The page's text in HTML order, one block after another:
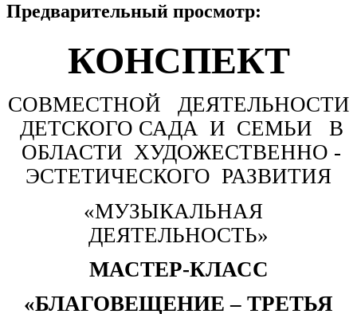
Предварительный просмотр:
КОНСПЕКТ
СОВМЕСТНОЙ ДЕЯТЕЛЬНОСТИ
ДЕТСКОГО САДА И СЕМЬИ В
ОБЛАСТИ ХУДОЖЕСТВЕННО -
ЭСТЕТИЧЕСКОГО РАЗВИТИЯ
«МУЗЫКАЛЬНАЯ
ДЕЯТЕЛЬНОСТЬ»
МАСТЕР-КЛАСС
«БЛАГОВЕЩЕНИЕ – ТРЕТЬЯ